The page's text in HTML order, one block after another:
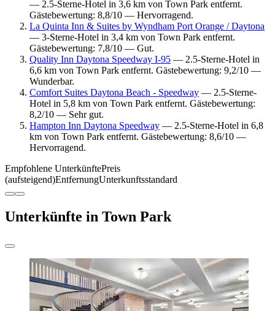
— 2.5-Sterne-Hotel in 3,6 km von Town Park entfernt.
Gästebewertung: 8,8/10 — Hervorragend.
La Quinta Inn & Suites by Wyndham Port Orange / Daytona
— 3-Sterne-Hotel in 3,4 km von Town Park entfernt.
Gästebewertung: 7,8/10 — Gut.
Quality Inn Daytona Speedway I-95 — 2.5-Sterne-Hotel in
6,6 km von Town Park entfernt. Gästebewertung: 9,2/10 —
Wunderbar.
Comfort Suites Daytona Beach - Speedway — 2.5-Sterne-
Hotel in 5,8 km von Town Park entfernt. Gästebewertung:
8,2/10 — Sehr gut.
Hampton Inn Daytona Speedway — 2.5-Sterne-Hotel in 6,8
km von Town Park entfernt. Gästebewertung: 8,6/10 —
Hervorragend.
Empfohlene UnterkünftePreis
(aufsteigend)EntfernungUnterkunftsstandard
Unterkünfte in Town Park